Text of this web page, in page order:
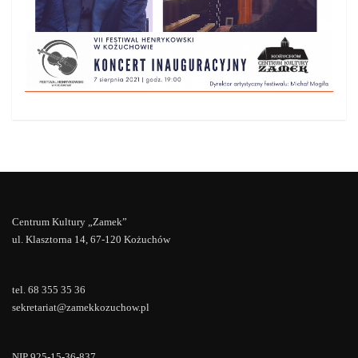
Centrum Kultury „Zamek”
ul. Klasztorna 14, 67-120 Kożuchów
tel. 68 355 35 36
sekretariat@zamekkozuchow.pl